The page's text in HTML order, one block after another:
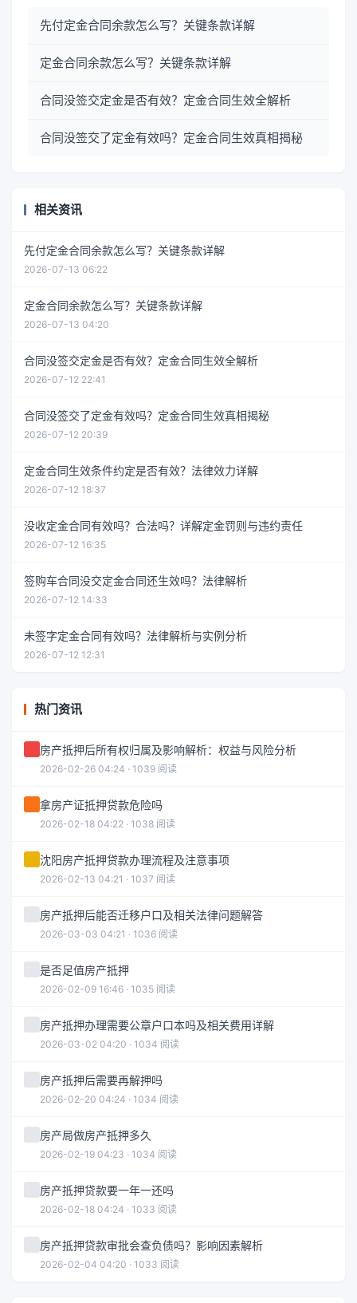
先付定金合同余款怎么写？关键条款详解
定金合同余款怎么写？关键条款详解
合同没签交定金是否有效？定金合同生效全解析
合同没签交了定金有效吗？定金合同生效真相揭秘
相关资讯
先付定金合同余款怎么写？关键条款详解
2026-07-13 06:22
定金合同余款怎么写？关键条款详解
2026-07-13 04:20
合同没签交定金是否有效？定金合同生效全解析
2026-07-12 22:41
合同没签交了定金有效吗？定金合同生效真相揭秘
2026-07-12 20:39
定金合同生效条件约定是否有效？法律效力详解
2026-07-12 18:37
没收定金合同有效吗？合法吗？详解定金罚则与违约责任
2026-07-12 16:35
签购车合同没交定金合同还生效吗？法律解析
2026-07-12 14:33
未签字定金合同有效吗？法律解析与实例分析
2026-07-12 12:31
热门资讯
房产抵押后所有权归属及影响解析：权益与风险分析
2026-02-26 04:24 · 1039 阅读
拿房产证抵押贷款危险吗
2026-02-18 04:22 · 1038 阅读
沈阳房产抵押贷款办理流程及注意事项
2026-02-13 04:21 · 1037 阅读
房产抵押后能否迁移户口及相关法律问题解答
2026-03-03 04:21 · 1036 阅读
是否足值房产抵押
2026-02-09 16:46 · 1035 阅读
房产抵押办理需要公章户口本吗及相关费用详解
2026-03-02 04:20 · 1034 阅读
房产抵押后需要再解押吗
2026-02-20 04:24 · 1034 阅读
房产局做房产抵押多久
2026-02-19 04:23 · 1034 阅读
房产抵押贷款要一年一还吗
2026-02-18 04:24 · 1033 阅读
房产抵押贷款审批会查负债吗？影响因素解析
2026-02-04 04:20 · 1033 阅读